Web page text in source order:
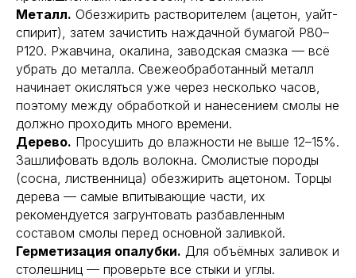
Металл. Обезжирить растворителем (ацетон, уайт-
спирит), затем зачистить наждачной бумагой Р80–
Р120. Ржавчина, окалина, заводская смазка — всё
убрать до металла. Свежеобработанный металл
начинает окисляться уже через несколько часов,
поэтому между обработкой и нанесением смолы не
должно проходить много времени.
Дерево. Просушить до влажности не выше 12–15%.
Зашлифовать вдоль волокна. Смолистые породы
(сосна, лиственница) обезжирить ацетоном. Торцы
дерева — самые впитывающие части, их
рекомендуется загрунтовать разбавленным
составом смолы перед основной заливкой.
Герметизация опалубки. Для объёмных заливок и
столешниц — проверьте все стыки и углы.